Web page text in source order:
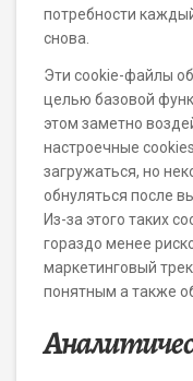
потребности
снова.
Эти cookie-файлы
целью базовой
этом заметно
настроечные
загружаться, но
обнуляться после
Из-за этого таких
гораздо менее
маркетинговый
понятным а также